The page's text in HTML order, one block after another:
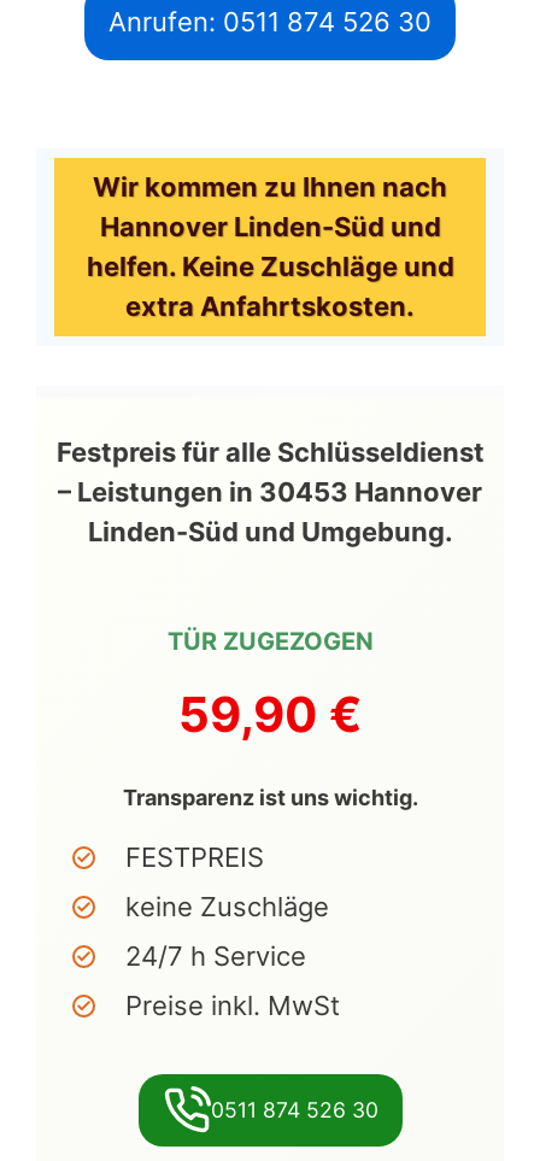
Anrufen: 0511 874 526 30
Wir kommen zu Ihnen nach
Hannover Linden-Süd und
helfen. Keine Zuschläge und
extra Anfahrtskosten.
Festpreis für alle Schlüsseldienst
– Leistungen in 30453 Hannover
Linden-Süd und Umgebung.
TÜR ZUGEZOGEN
59,90 €
Transparenz ist uns wichtig.
FESTPREIS
keine Zuschläge
24/7 h Service
Preise inkl. MwSt
0511 874 526 30